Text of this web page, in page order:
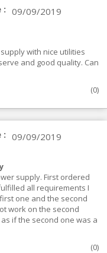
: 09/09/2019
with nice utilities
and good quality. Can
(0)
: 09/09/2019
supply. First ordered
all requirements I
one and the second
work on the second
if the second one was a
(0)